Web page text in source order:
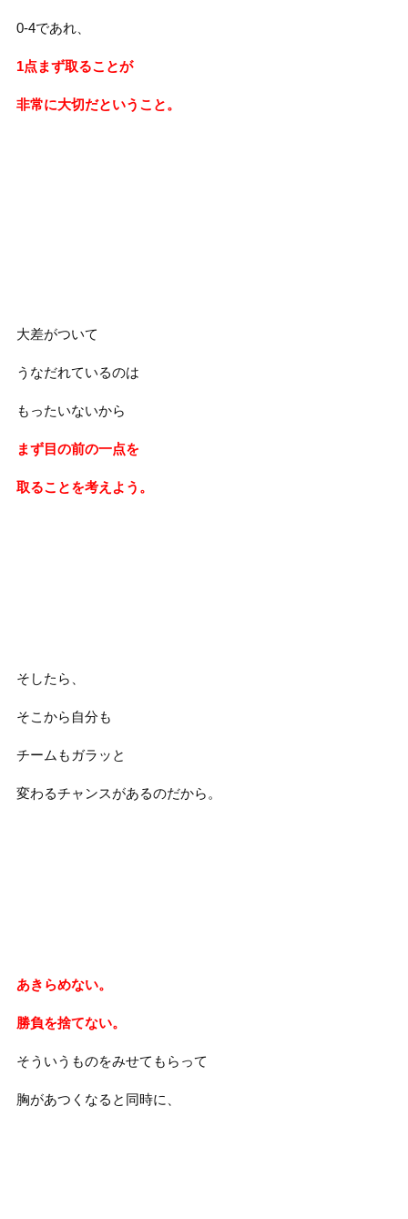
0-4であれ、
1点まず取ることが
非常に大切だということ。
大差がついて
うなだれているのは
もったいないから
まず目の前の一点を
取ることを考えよう。
そしたら、
そこから自分も
チームもガラッと
変わるチャンスがあるのだから。
あきらめない。
勝負を捨てない。
そういうものをみせてもらって
胸があつくなると同時に、